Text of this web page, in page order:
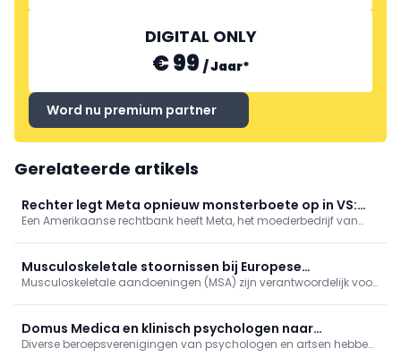
DIGITAL ONLY
€ 99 /Jaar*
Word nu premium partner
Gerelateerde artikels
Rechter legt Meta opnieuw monsterboete op in VS:
bedrijf moet kinderen meer beschermen
Een Amerikaanse rechtbank heeft Meta, het moederbedrijf van
maatregelen neemt om jonge gebruikers te beschermen.
Musculoskeletale stoornissen bij Europese
verpleegkundigen
Musculoskeletale aandoeningen (MSA) zijn verantwoordelijk voor
Domus Medica en klinisch psychologen naar
Grondwettelijk Hof
Diverse beroepsverenigingen van psychologen en artsen hebben